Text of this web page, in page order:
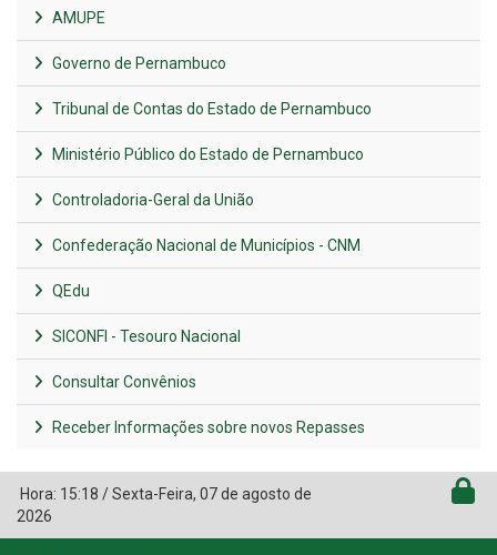
AMUPE
Governo de Pernambuco
Tribunal de Contas do Estado de Pernambuco
Ministério Público do Estado de Pernambuco
Controladoria-Geral da União
Confederação Nacional de Municípios - CNM
QEdu
SICONFI - Tesouro Nacional
Consultar Convênios
Receber Informações sobre novos Repasses
Hora: 15:18 /Sexta-Feira, 07 de agosto de
2026